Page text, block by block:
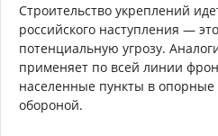
Строительство укреплений
российского наступления —
потенциальную угрозу.
применяет по всей линии
населенные пункты в опорные
обороной.